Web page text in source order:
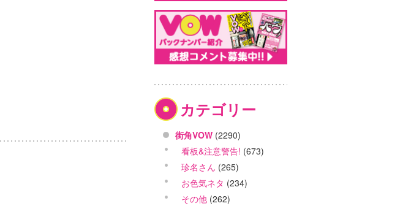
カテゴリー
街角VOW (2290)
看板&注意警告! (673)
珍名さん (265)
お色気ネタ (234)
その他 (262)